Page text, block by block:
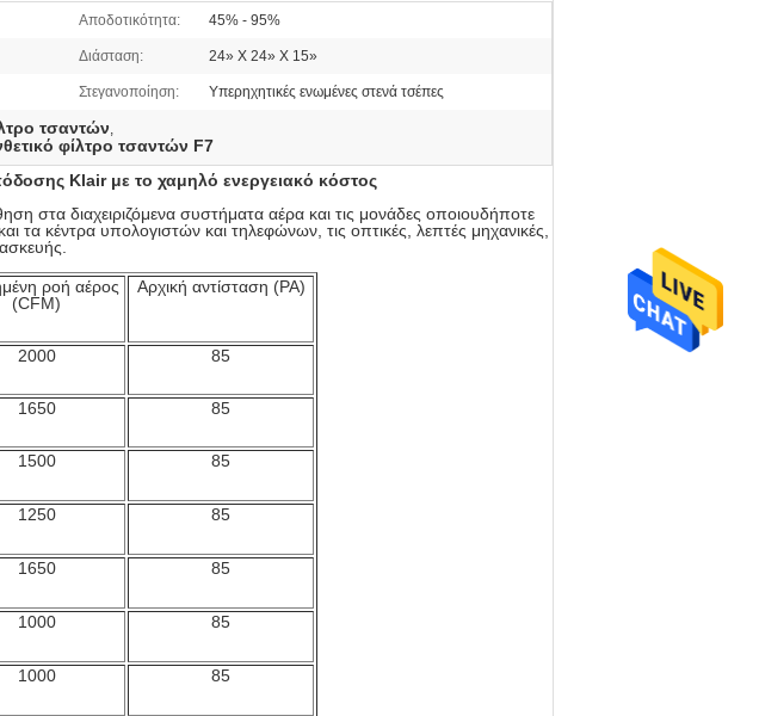
Αποδοτικότητα: 45% - 95%
Διάσταση: 24» Χ 24» Χ 15»
Στεγανοποίηση: Υπερηχητικές ενωμένες στενά τσέπες
τσαντών,
φίλτρο τσαντών F7
Klair με το χαμηλό ενεργειακό κόστος
στα διαχειριζόμενα συστήματα αέρα και τις μονάδες οποιουδήποτε
τα κέντρα υπολογιστών και τηλεφώνων, τις οπτικές, λεπτές μηχανικές,
ροή αέρος
(CFM)
Αρχική αντίσταση (PA)
2000 85
1650 85
1500 85
1250 85
1650 85
1000 85
1000 85